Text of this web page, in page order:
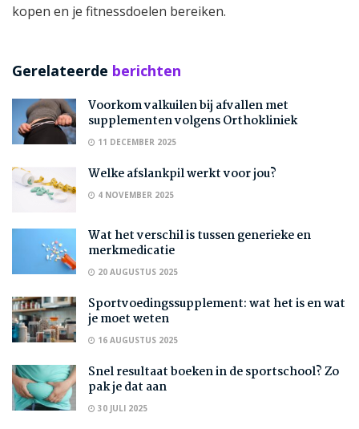
kopen en je fitnessdoelen bereiken.
Gerelateerde berichten
Voorkom valkuilen bij afvallen met
supplementen volgens Orthokliniek
11 DECEMBER 2025
Welke afslankpil werkt voor jou?
4 NOVEMBER 2025
Wat het verschil is tussen generieke en
merkmedicatie
20 AUGUSTUS 2025
Sportvoedingssupplement: wat het is en wat
je moet weten
16 AUGUSTUS 2025
Snel resultaat boeken in de sportschool? Zo
pak je dat aan
30 JULI 2025